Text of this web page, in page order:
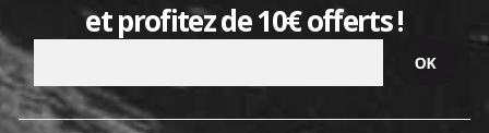
et profitez de 10€ offerts !